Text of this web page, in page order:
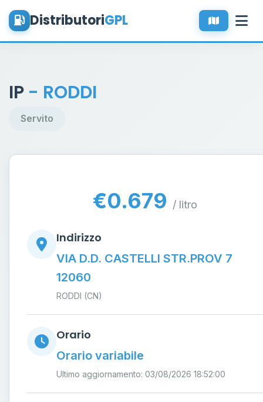
DistributoriGPL
IP - RODDI
Servito
€0.679 / litro
Indirizzo
VIA D.D. CASTELLI STR.PROV 7
12060
RODDI (CN)
Orario
Orario variabile
Ultimo aggiornamento: 03/08/2026 18:52:00